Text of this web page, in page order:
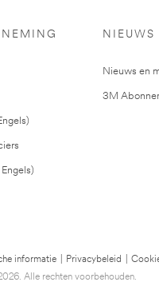
NIEUWS
Nieuws en
3M
informatie Privacybeleid
Alle rechten voorbehouden.